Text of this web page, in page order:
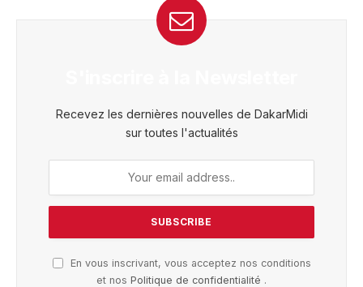
Recevez les dernières nouvelles de DakarMidi
sur toutes l'actualités
En vous inscrivant, vous acceptez nos conditions
et nos Politique de confidentialité .